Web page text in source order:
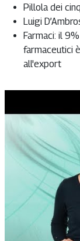
Pillola dei
Luigi
Farmaci: il
farmaceutici
all'export